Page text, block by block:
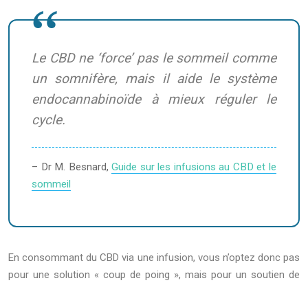
Le CBD ne ‘force’ pas le sommeil comme
un somnifère, mais il aide le système
endocannabinoïde à mieux réguler le
cycle.
– Dr M. Besnard,Guide sur les infusions au CBD et le
sommeil
En consommant du CBD via une infusion, vous n’optez donc pas
pour une solution « coup de poing », mais pour un soutien de